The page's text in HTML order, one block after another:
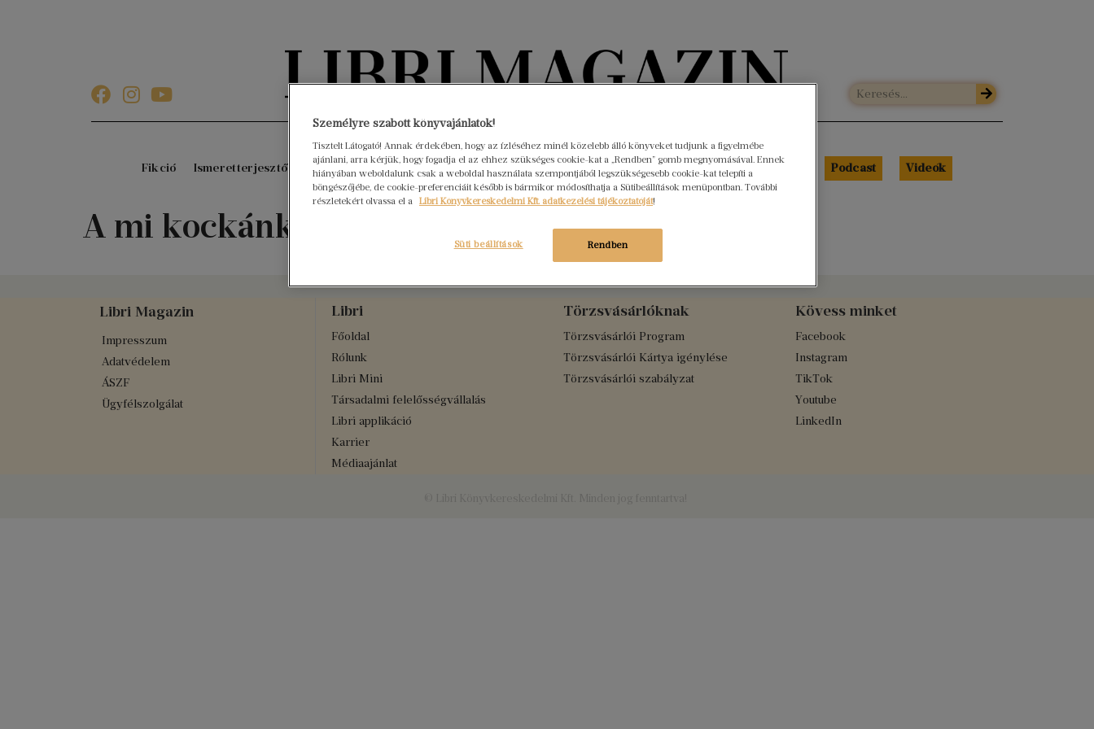
Könyvektől az olvasókig
Fikció Ismeretterjesztő Gyerekkönyvek Interjúk Beleolvasó A hónap könyvei HÍREK Libri Portré Podcast Videók
A mi kockánk
Libri Magazin
Impresszum
Adatvédelem
ÁSZF
Ügyfélszolgálat
Libri
Főoldal
Rólunk
Libri Mini
Társadalmi felelősségvállalás
Libri applikáció
Karrier
Médiaajánlat
Törzsvásárlóknak
Törzsvásárlói Program
Törzsvásárlói Kártya igénylése
Törzsvásárlói szabályzat
Kövess minket
Facebook
Instagram
TikTok
Youtube
LinkedIn
Személyre szabott könyvajánlatok!
Tisztelt Látogató! Annak érdekében, hogy az ízléséhez minél közelebb álló könyveket tudjunk a figyelmébe
ajánlani, arra kérjük, hogy fogadja el az ehhez szükséges cookie-kat a „Rendben” gomb megnyomásával. Ennek
hiányában weboldalunk csak a weboldal használata szempontjából legszükségesebb cookie-kat telepíti a
böngészőjébe, de cookie-preferenciáit később is bármikor módosíthatja a Sütibeállítások menüpontban. További
részletekért olvassa el a Libri Könyvkereskedelmi Kft. adatkezelési tájékoztatóját!
Rendben
Süti beállítások